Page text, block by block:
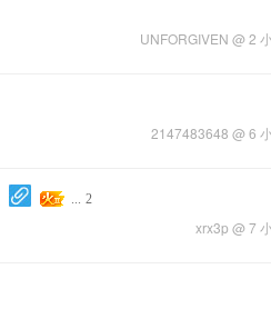
UNFORGIVEN @2
2147483648 @6
... 2
xrx3p @7